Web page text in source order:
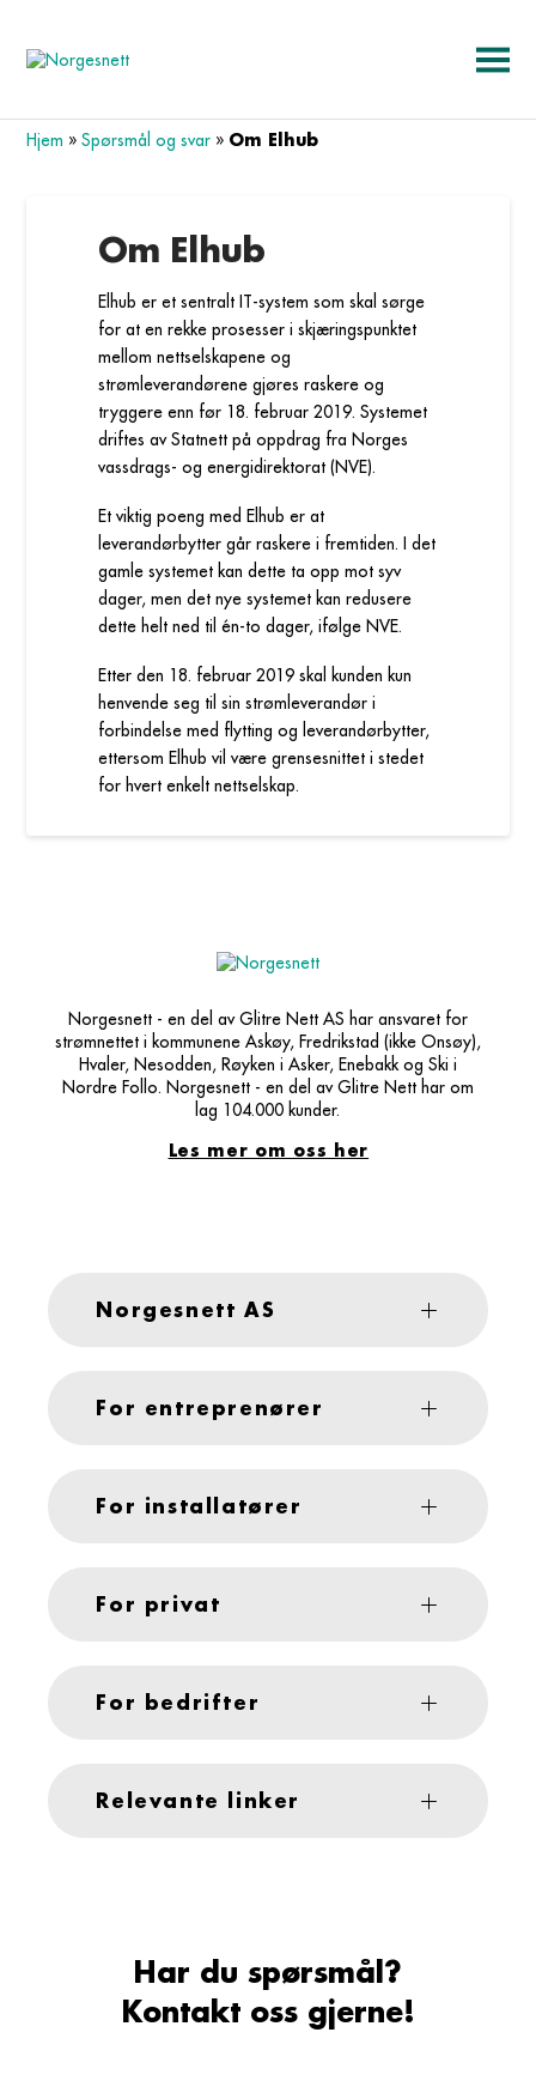
Hjem »Spørsmål og svar » Om Elhub
Om Elhub
Elhub er et sentralt IT-system som skal sørge
for at en rekke prosesser i skjæringspunktet
mellom nettselskapene og
strømleverandørene gjøres raskere og
tryggere enn før 18. februar 2019. Systemet
driftes av Statnett på oppdrag fra Norges
vassdrags- og energidirektorat (NVE).
Et viktig poeng med Elhub er at
leverandørbytter går raskere i fremtiden. I det
gamle systemet kan dette ta opp mot syv
dager, men det nye systemet kan redusere
dette helt ned til én-to dager, ifølge NVE.
Etter den 18. februar 2019 skal kunden kun
henvende seg til sin strømleverandør i
forbindelse med flytting og leverandørbytter,
ettersom Elhub vil være grensesnittet i stedet
for hvert enkelt nettselskap.
Norgesnett - en del av Glitre Nett AS har ansvaret for
strømnettet i kommunene Askøy, Fredrikstad (ikke Onsøy),
Hvaler, Nesodden, Røyken i Asker, Enebakk og Ski i
Nordre Follo. Norgesnett - en del av Glitre Nett har om
lag 104.000 kunder.
Les mer om oss her
Norgesnett AS
For entreprenører
For installatører
For privat
For bedrifter
Relevante linker
Har du spørsmål?
Kontakt oss gjerne!